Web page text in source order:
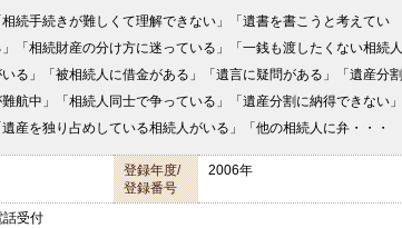
相続手続きが難しくて理解できない」「遺書を書こうと考えてい
」「相続財産の分け方に迷っている」「一銭も渡したくない相続人
る」「被相続人に借金がある」「遺言に疑問がある」「遺産分割
航中」「相続人同士で争っている」「遺産分割に納得できない」
遺産を独り占めしている相続人がいる」「他の相続人に弁・・・
登録年度/
登録番号
2006年
受付